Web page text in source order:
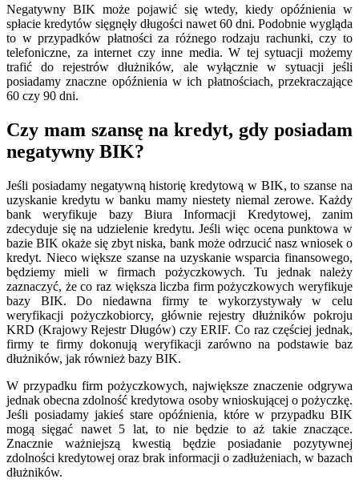
Negatywny BIK może pojawić się wtedy, kiedy opóźnienia w
spłacie kredytów sięgnęły długości nawet 60 dni. Podobnie wygląda
to w przypadków płatności za różnego rodzaju rachunki, czy to
telefoniczne, za internet czy inne media. W tej sytuacji możemy
trafić do rejestrów dłużników, ale wyłącznie w sytuacji jeśli
posiadamy znaczne opóźnienia w ich płatnościach, przekraczające
60 czy 90 dni.
Czy mam szansę na kredyt, gdy posiadam
negatywny BIK?
Jeśli posiadamy negatywną historię kredytową w BIK, to szanse na
uzyskanie kredytu w banku mamy niestety niemal zerowe. Każdy
bank weryfikuje bazy Biura Informacji Kredytowej, zanim
zdecyduje się na udzielenie kredytu. Jeśli więc ocena punktowa w
bazie BIK okaże się zbyt niska, bank może odrzucić nasz wniosek o
kredyt. Nieco większe szanse na uzyskanie wsparcia finansowego,
będziemy mieli w firmach pożyczkowych. Tu jednak należy
zaznaczyć, że co raz większa liczba firm pożyczkowych weryfikuje
bazy BIK. Do niedawna firmy te wykorzystywały w celu
weryfikacji pożyczkobiorcy, głównie rejestry dłużników pokroju
KRD (Krajowy Rejestr Długów) czy ERIF. Co raz częściej jednak,
firmy te firmy dokonują weryfikacji zarówno na podstawie baz
dłużników, jak również bazy BIK.
W przypadku firm pożyczkowych, największe znaczenie odgrywa
jednak obecna zdolność kredytowa osoby wnioskującej o pożyczkę.
Jeśli posiadamy jakieś stare opóźnienia, które w przypadku BIK
mogą sięgać nawet 5 lat, to nie będzie to aż takie znaczące.
Znacznie ważniejszą kwestią będzie posiadanie pozytywnej
zdolności kredytowej oraz brak informacji o zadłużeniach, w bazach
dłużników.